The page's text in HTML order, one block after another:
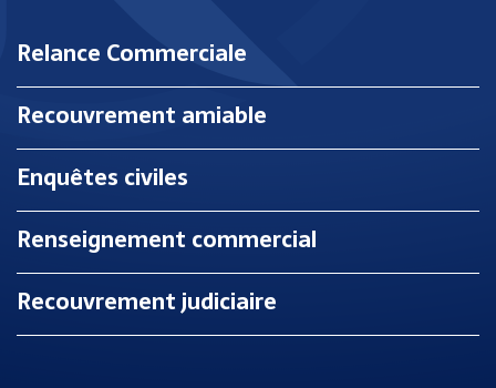
Relance Commerciale
Recouvrement amiable
Enquêtes civiles
Renseignement commercial
Recouvrement judiciaire